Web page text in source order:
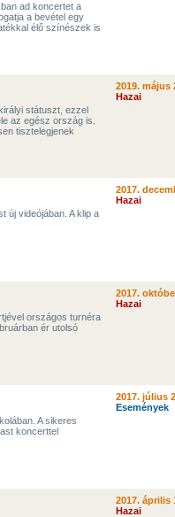
ad koncertet a
a bevétel egy
élő színészek is
státuszt, ezzel
az egész ország is.
tisztelegjenek
2019. május
Hazai
új videójában. A klip a
2017.
Hazai
országos turnéra
ér utolsó
2017.
Hazai
A sikeres
koncerttel
2017. július
Események
2017. április
Hazai